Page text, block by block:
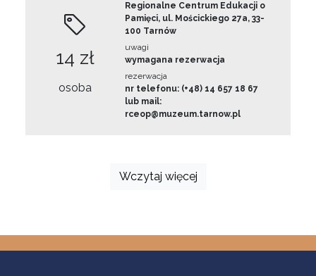
14 zł
osoba
Regionalne Centrum Edukacji o
Pamięci, ul. Mościckiego 27a, 33-
100 Tarnów
uwagi
wymagana rezerwacja
rezerwacja
nr telefonu: (+48) 14 657 18 67
lub mail:
rceop@muzeum.tarnow.pl
Wczytaj więcej